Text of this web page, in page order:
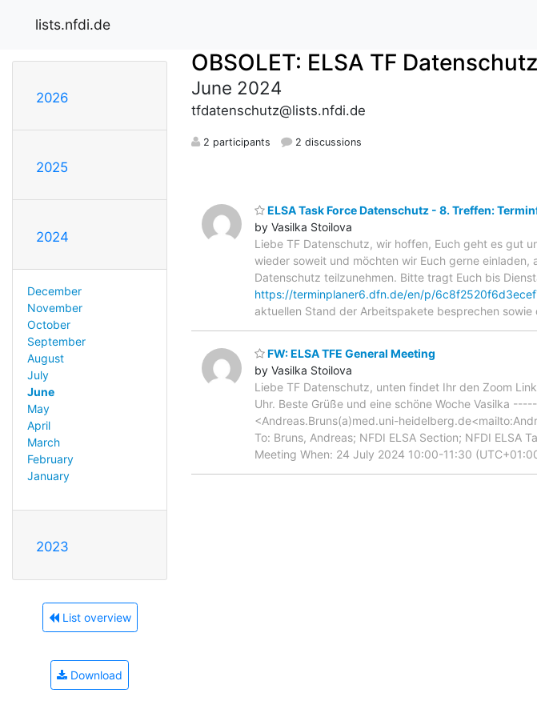
lists.nfdi.de
2026
2025
2024
December
November
October
September
August
July
June
May
April
March
February
January
2023
List overview
Download
OBSOLET: ELSA TF Datenschutz
June 2024
tfdatenschutz@lists.nfdi.de
2 participants 2 discussions
ELSA Task Force Datenschutz - 8. Treffen:
by Vasilka Stoilova
Liebe TF Datenschutz, wir hoffen, Euch geht es gut
wieder soweit und möchten wir Euch gerne einladen,
Datenschutz teilzunehmen. Bitte tragt Euch bis
https://terminplaner6.dfn.de/en/p/
aktuellen Stand der Arbeitspakete besprechen
FW: ELSA TFE General Meeting
by Vasilka Stoilova
Liebe TF Datenschutz, unten findet Ihr den Zoom
Uhr. Beste Grüße und eine schöne Woche Vasilka
<Andreas.Bruns(a)med.uni-
To: Bruns, Andreas; NFDI ELSA Section; NFDI ELSA
Meeting When: 24 July 2024 10:00-11:30